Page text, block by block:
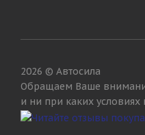
2026 © Автосила
Обращаем Ваше
и ни при каких